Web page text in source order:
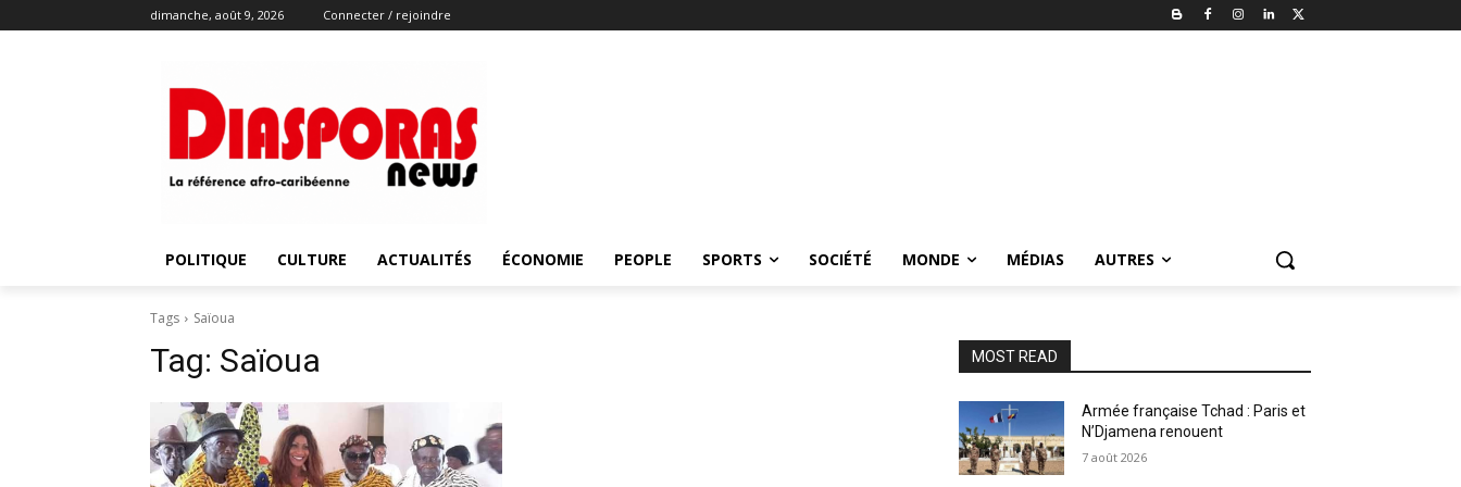
dimanche, août 9, 2026 Connecter / rejoindre
POLITIQUE CULTURE ACTUALITÉS ÉCONOMIE PEOPLE SPORTS SOCIÉTÉ MONDE MÉDIAS AUTRES
Tags Saïoua
Tag: Saïoua MOST READ
Armée française Tchad : Paris et
N’Djamena renouent
7 août 2026